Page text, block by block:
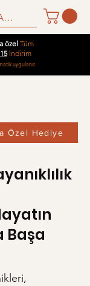
özel Tüm
İndirim
uygulanır.
Özel Hediye
Başa